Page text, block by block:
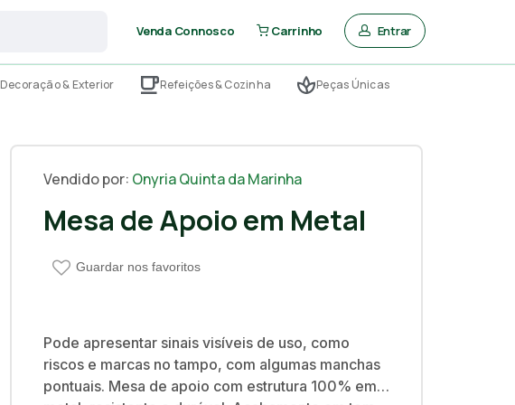
Venda Connosco Carrinho Entrar
Decoração & Exterior Refeições & Cozinha Peças Únicas
Vendido por: Onyria Quinta da Marinha
Mesa de Apoio em Metal
Guardar nos favoritos
Pode apresentar sinais visíveis de uso, como
riscos e marcas no tampo, com algumas manchas
pontuais. Mesa de apoio com estrutura 100% em